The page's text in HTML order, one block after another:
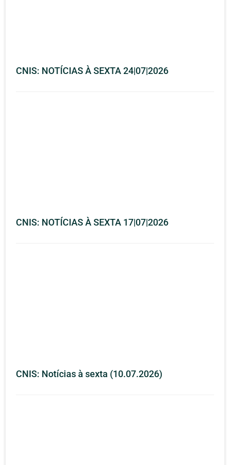
CNIS: NOTÍCIAS À SEXTA 24|07|2026
CNIS: NOTÍCIAS À SEXTA 17|07|2026
CNIS: Notícias à sexta (10.07.2026)